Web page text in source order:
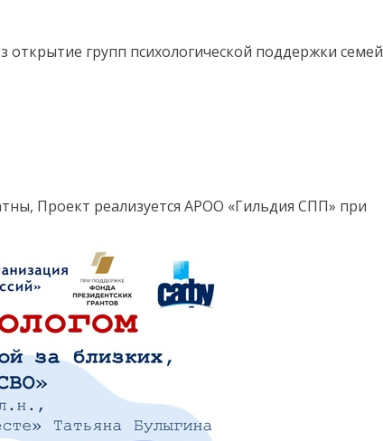
групп психологической поддержки семей
Проект реализуется АРОО «Гильдия СПП» при